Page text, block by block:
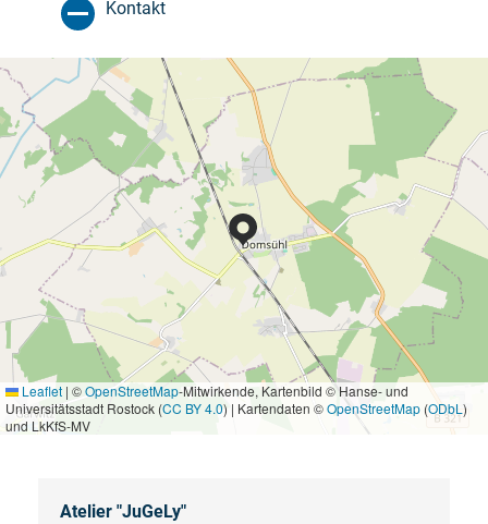
Kontakt
Leaflet | ©OpenStreetMap-Mitwirkende, Kartenbild © Hanse- und
Universitätsstadt Rostock (CC BY 4.0) | Kartendaten ©OpenStreetMap (ODbL )
und LkKfS-MV
Atelier "JuGeLy"